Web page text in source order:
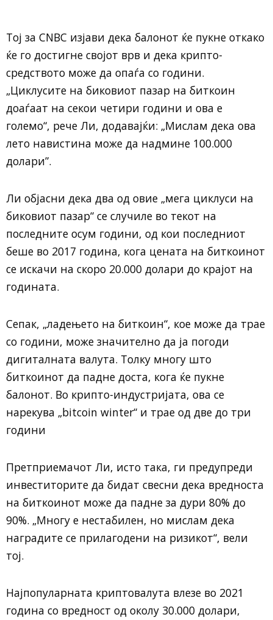
Тој за CNBC изјави дека балонот ќе пукне откако
ќе го достигне својот врв и дека крипто-
средството може да опаѓа со години.
„Циклусите на биковиот пазар на биткоин
доаѓаат на секои четири години и ова е
големо“, рече Ли, додавајќи: „Мислам дека ова
лето навистина може да надмине 100.000
долари”.
Ли објасни дека два од овие „мега циклуси на
биковиот пазар“ се случиле во текот на
последните осум години, од кои последниот
беше во 2017 година, кога цената на биткоинот
се искачи на скоро 20.000 долари до крајот на
годината.
Сепак, „ладењето на биткоин“, кое може да трае
со години, може значително да ја погоди
дигиталната валута. Толку многу што
биткоинот да падне доста, кога ќе пукне
балонот. Во крипто-индустријата, ова се
нарекува „bitcoin winter“ и трае од две до три
години
Претприемачот Ли, исто така, ги предупреди
инвеститорите да бидат свесни дека вредноста
на биткоинот може да падне за дури 80% до
90%. „Многу е нестабилен, но мислам дека
наградите се прилагодени на ризикот“, вели
тој.
Најпопуларната криптовалута влезе во 2021
година со вредност од околу 30.000 долари,